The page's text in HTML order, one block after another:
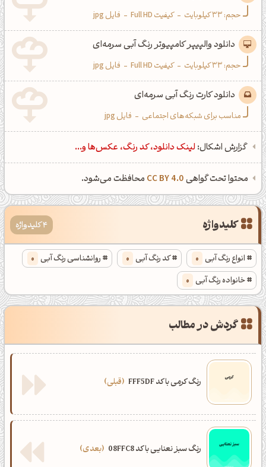
حجم: 33 کیلوبایت - کیفیت Full HD - فایل jpg
دانلود والپیپر کامپیوتر رنگ آبی سرمه‌ای
حجم: 33 کیلوبایت - کیفیت Full HD - فایل jpg
دانلود کارت رنگ آبی سرمه‌ای
مناسب برای شبکه‌های اجتماعی - فایل jpg
گزارش اشکال: لینک دانلود، کد رنگ، عکس‌ها و...
محتوا تحت گواهیCC BY 4.0 محافظت می‌شود.
کلیدواژه 4 کلیدواژه
انواع رنگ آبی 0 کد رنگ آبی 0 روانشناسی رنگ آبی 0
خانواده رنگ آبی 0
گردش در مطالب
رنگ کرمی با کد FFF5DF قبلی
رنگ سبز نعنایی با کد 08FFC8 بعدی